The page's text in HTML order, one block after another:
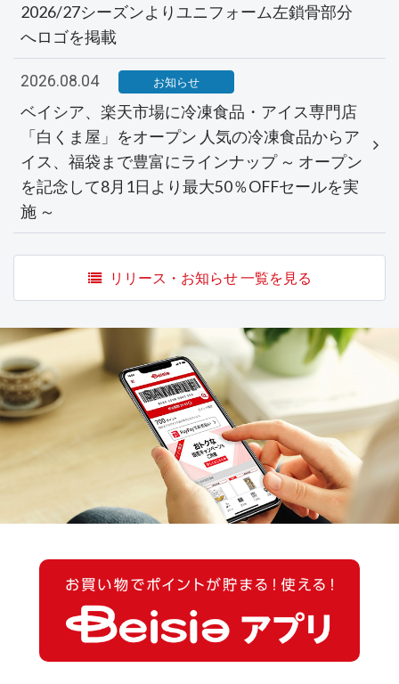
2026/27シーズンよりユニフォーム左鎖骨部分
へロゴを掲載
2026.08.04 お知らせ
ベイシア、楽天市場に冷凍食品・アイス専門店
「白くま屋」をオープン 人気の冷凍食品からア
イス、福袋まで豊富にラインナップ ～ オープン
を記念して8月1日より最大50％OFFセールを実
施 ～
リリース・お知らせ 一覧を見る